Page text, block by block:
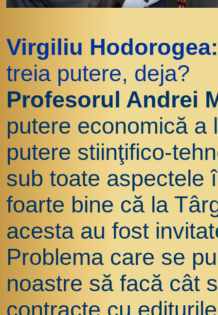
Virgiliu
treia putere, deja?
Profesorul Andrei
putere economică a
putere stiinţifico-
sub toate aspectele
foarte bine că la
acesta au fost
Problema care se
noastre să facă cât
contracte cu